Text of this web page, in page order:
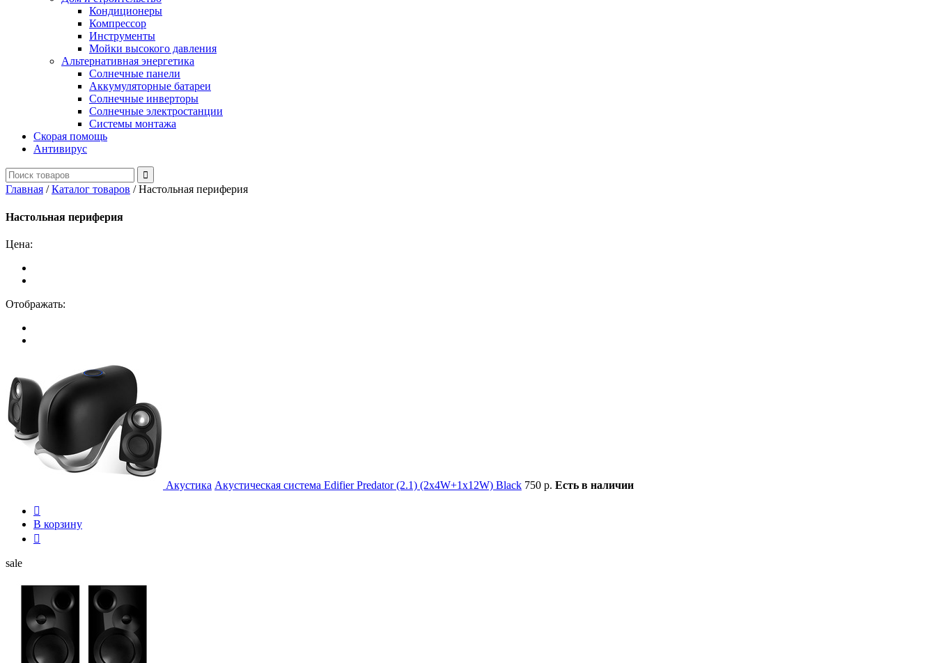
Кондиционеры
Компрессор
Инструменты
Мойки высокого давления
Альтернативная энергетика
Солнечные панели
Аккумуляторные батареи
Солнечные инверторы
Солнечные электростанции
Системы монтажа
Скорая помощь
Антивирус
Главная /Каталог товаров /Настольная периферия
Настольная периферия
Цена:
Отображать:
Акустика Акустическая система Edifier Predator (2.1) (2x4W+1x12W) Black 750 р. Есть в наличии

В корзину

sale